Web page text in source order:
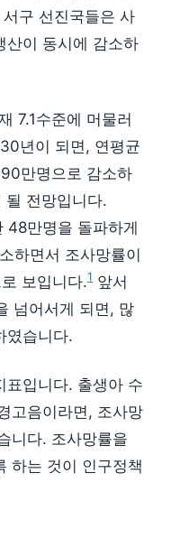
구 선진국들은 사
산이 동시에 감소하
7.1수준에 머물러
년이 되면, 연평균
만명으로 감소하
될 전망입니다.
48만명을 돌파하게
하면서 조사망률이
보입니다.1 앞서
넘어서게 되면, 많
였습니다.
표입니다. 출생아 수
고음이라면, 조사망
니다. 조사망률을
하는 것이 인구정책